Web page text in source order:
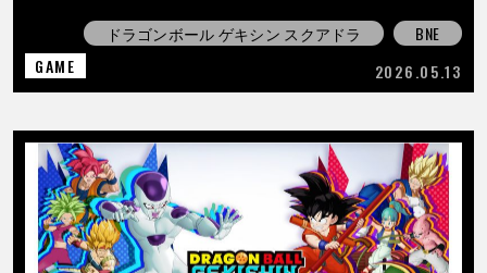
ドラゴンボール ゲキシン スクアドラ
BNE
GAME
2026.05.13